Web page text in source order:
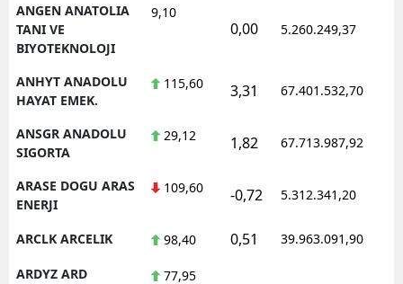
Osmaniye
ANGEN ANATOLIA
TANI VE
BIYOTEKNOLOJI
9,10
0,00 5.260.249,37
ANHYT ANADOLU
HAYAT EMEK.
115,60 3,31 67.401.532,70
ANSGR ANADOLU
SIGORTA
29,12 1,82 67.713.987,92
ARASE DOGU ARAS
ENERJI
109,60 -0,72 5.312.341,20
ARCLK ARCELIK 98,40 0,51 39.963.091,90
ARDYZ ARD
77,95